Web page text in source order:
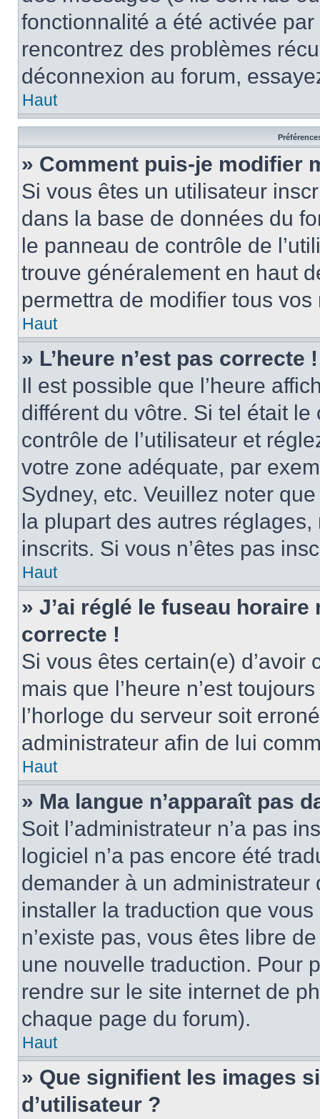
fonctionnalité a été activée
rencontrez des problèmes
déconnexion au forum,
Haut
» Comment puis-je modifier
Si vous êtes un utilisateur
dans la base de données du
le panneau de contrôle de
trouve généralement en haut
permettra de modifier tous
Haut
» L’heure n’est pas correcte !
Il est possible que l’heure
différent du vôtre. Si tel était
contrôle de l’utilisateur et
votre zone adéquate, par
Sydney, etc. Veuillez noter
la plupart des autres réglages,
inscrits. Si vous n’êtes pas
Haut
» J’ai réglé le fuseau horaire
correcte !
Si vous êtes certain(e)
mais que l’heure n’est
l’horloge du serveur soit
administrateur afin de lui
Haut
» Ma langue n’apparaît pas
Soit l’administrateur n’a pas
logiciel n’a pas encore été
demander à un administrateur
installer la traduction que
n’existe pas, vous êtes libre
une nouvelle traduction. Pour
rendre sur le site internet de
chaque page du forum).
Haut
» Que signifient les images
d’utilisateur ?